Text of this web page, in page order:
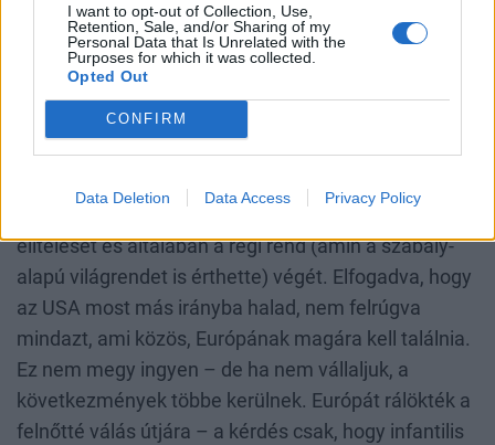
I want to opt-out of Collection, Use,
Retention, Sale, and/or Sharing of my
Personal Data that Is Unrelated with the
Purposes for which it was collected.
Opted Out
CONFIRM
Data Deletion Data Access Privacy Policy
intézkedések ellen – márpedig a költségeket valahol
ki kell gazdálkodni. Fájdalmas lenne leszakadni a
Facebookról és más divatos amerikai portálokról is.
Münchenben Marco Rubio külügyminiszter
békülékenyebb hangot ütött meg, de megismételte
a MAGA főbb témáit, közte a klíma- és
elítélését és általában a régi rend (amin a szabály-
alapú világrendet is érthette) végét. Elfogadva, hogy
az USA most más irányba halad, nem felrúgva
mindazt, ami közös, Európának magára kell találnia.
Ez nem megy ingyen – de ha nem vállaljuk, a
következmények többe kerülnek. Európát rálökték a
felnőtté válás útjára – a kérdés csak, hogy infantilis